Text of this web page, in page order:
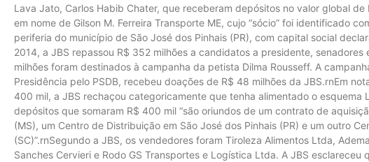
Lava Jato, Carlos Habib Chater, que receberam depósitos no valor global
em nome de Gilson M. Ferreira Transporte ME, cujo “sócio” foi identificado
periferia do município de São José dos Pinhais (PR), com capital social
2014, a JBS repassou R$ 352 milhões a candidatos a presidente,
milhões foram destinados à campanha da petista Dilma Rousseff. A
Presidência pelo PSDB, recebeu doações de R$ 48 milhões da JBS.rnEm
400 mil, a JBS rechaçou categoricamente que tenha alimentado o esquema
depósitos que somaram R$ 400 mil “são oriundos de um contrato de
(MS), um Centro de Distribuição em São José dos Pinhais (PR) e um outro
(SC)”.rnSegundo a JBS, os vendedores foram Tiroleza Alimentos Ltda,
Sanches Cervieri e Rodo GS Transportes e Logística Ltda. A JBS esclareceu